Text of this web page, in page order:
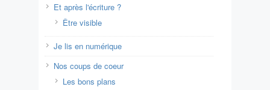
Et après l'écriture ?
Être visible
Je lis en numérique
Nos coups de coeur
Les bons plans